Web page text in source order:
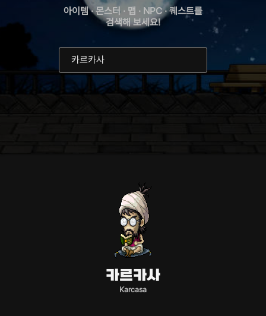
아이템 · 몬스터 · 맵 · NPC · 퀘스트를
검색해 보세요!
카르카사
Karcasa